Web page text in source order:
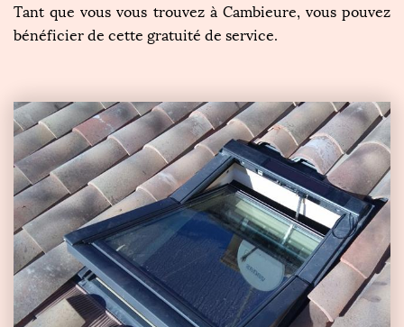
Tant que vous vous trouvez à Cambieure, vous pouvez
bénéficier de cette gratuité de service.